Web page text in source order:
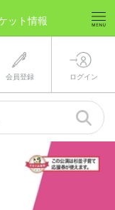
ット情報
会員登録 ログイン